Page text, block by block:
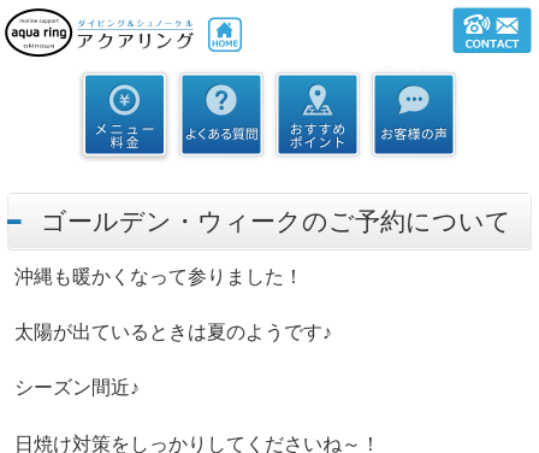
ゴールデン・ウィークのご予約について
沖縄も暖かくなって参りました！
太陽が出ているときは夏のようです♪
シーズン間近♪
日焼け対策をしっかりしてくださいね～！